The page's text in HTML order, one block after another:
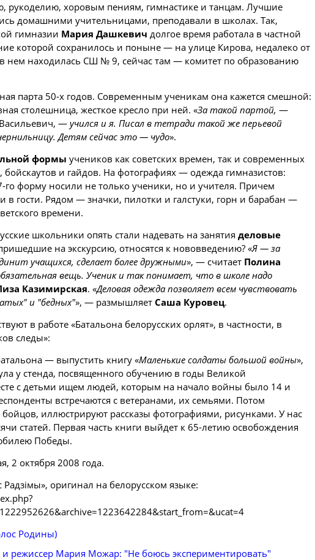
рукоделию, хоровым пениям, гимнастике и танцам. Лучшие
домашними учительницами, преподавали в школах. Так,
гимназии Мария Дашкевич долгое время работала в частной
которой сохранилось и поныне — на улице Кирова, недалеко от
нем находилась СШ № 9, сейчас там — комитет по образованию
парта 50-х годов. Современным ученикам она кажется смешной:
столешница, жесткое кресло при ней. «За такой партой, —
— учился и я. Писал в тетради такой же перьевой
Детям сейчас это — чудо».
формы учеников как советских времен, так и современных
бойскаутов и гайдов. На фотографиях — одежда гимназистов:
го форму носили не только ученики, но и учителя. Причем
в гости. Рядом — значки, пилотки и галстуки, горн и барабан —
времени.
школьники опять стали надевать на занятия деловые
на экскурсию, относятся к нововведению? «Я — за
учащихся, сделает более дружными», — считает Полина
вещь. Ученик и так понимает, что в школе надо
Казимирская. «Деловая одежда позволяет всем чувствовать
и "бедных"», — размышляет Саша Куровец.
в работе «Батальона белорусских орлят», в частности, в
следы»:
— выпустить книгу «Маленькие солдаты большой войны»,
у стенда, посвященного обучению в годы Великой
с детьми ищем людей, которым на начало войны было 14 и
встречаются с ветеранами, их семьями. Потом
иллюстрируют рассказы фотографиями, рисунками. У нас
статей. Первая часть книги выйдет к 65-летию освобождения
Победы.
2 октября 2008 года.
оригинал на белорусском языке:
Родины)
и режиссер Мария Можар: "Не боюсь экспериментировать"